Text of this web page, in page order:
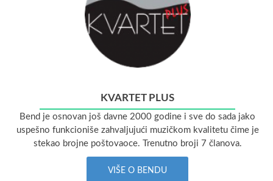
KVARTET PLUS
Bend je osnovan još davne 2000 godine i sve do sada jako
uspešno funkcioniše zahvaljujući muzičkom kvalitetu čime je
stekao brojne poštovaoce. Trenutno broji 7 članova.
VIŠE O BENDU